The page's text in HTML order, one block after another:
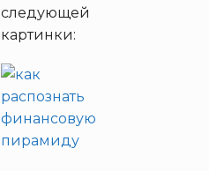
следующей
картинки: